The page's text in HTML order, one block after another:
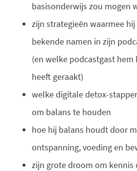
basisonderwijs zou mogen
zijn strategieën waarmee
bekende namen in zijn
(en welke podcastgast
heeft geraakt)
welke digitale detox-
om balans te houden
hoe hij balans houdt door
ontspanning, voeding en
zijn grote droom om kennis